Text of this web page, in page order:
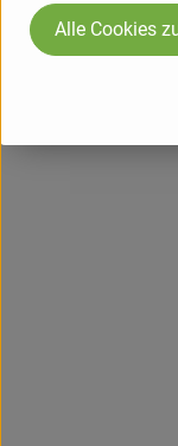
ganzen Familie
eigene Glutenfrei-
Alle Cookies